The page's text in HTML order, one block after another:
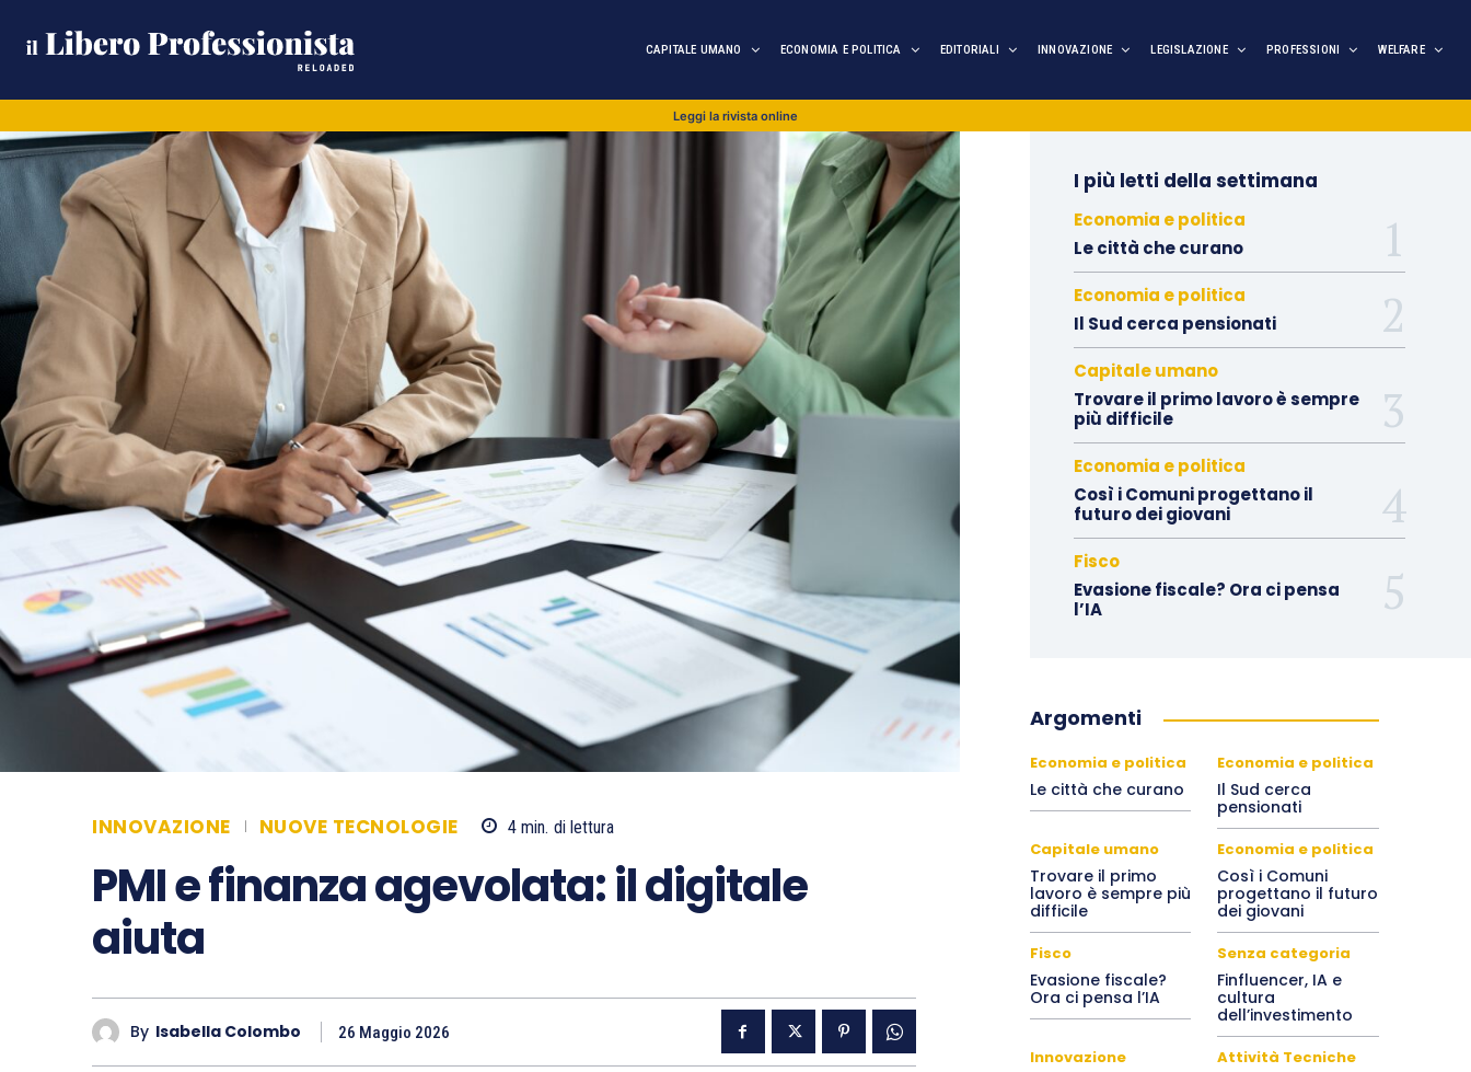
CAPITALE UMANO ECONOMIA E POLITICA EDITORIALI INNOVAZIONE LEGISLAZIONE PROFESSIONI WELFARE
Leggi la rivista online
INNOVAZIONE NUOVE TECNOLOGIE 4min. di lettura
PMI e finanza agevolata: il digitale
aiuta
By Isabella Colombo 26 Maggio 2026
I più letti della settimana
Economia e politica
Le città che curano
Economia e politica
Il Sud cerca pensionati
Capitale umano
Trovare il primo lavoro è sempre
più difficile
Economia e politica
Così i Comuni progettano il
futuro dei giovani
Fisco
Evasione fiscale? Ora ci pensa
l’IA
Argomenti
Economia e politica
Le città che curano
Economia e politica
Il Sud cerca
pensionati
Capitale umano
Trovare il primo
lavoro è sempre più
difficile
Economia e politica
Così i Comuni
progettano il futuro
dei giovani
Fisco
Evasione fiscale?
Ora ci pensa l’IA
Senza categoria
Finfluencer, IA e
cultura
dell’investimento
Innovazione Attività Tecniche